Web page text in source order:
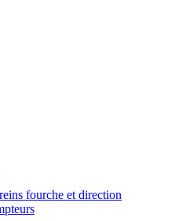
fourche et direction